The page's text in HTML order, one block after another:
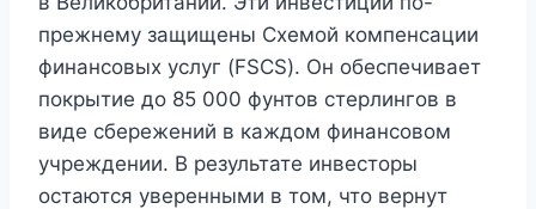
прежнему защищены Схемой компенсации
финансовых услуг (FSCS). Он обеспечивает
покрытие до 85 000 фунтов стерлингов в
виде сбережений в каждом финансовом
учреждении. В результате инвесторы
остаются уверенными в том, что вернут